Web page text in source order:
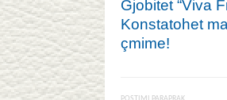
Gjobitet “Viva
Konstatohet
çmime!